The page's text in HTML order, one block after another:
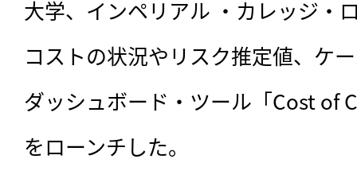
大学、インペリアル ・カレッジ・
コストの状況やリスク推定値、ケ
ダッシュボード・ツール「Cost of
をローンチした。